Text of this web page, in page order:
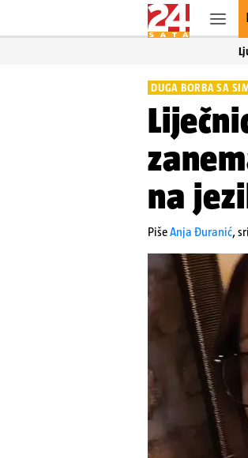
DUGA BORBA SA
na
PišeAnja Đuranić,